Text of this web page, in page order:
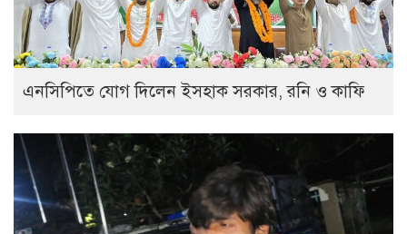
এনসিপিতে যোগ দিলেন ইসহাক সরকার, রনি ও কাফি